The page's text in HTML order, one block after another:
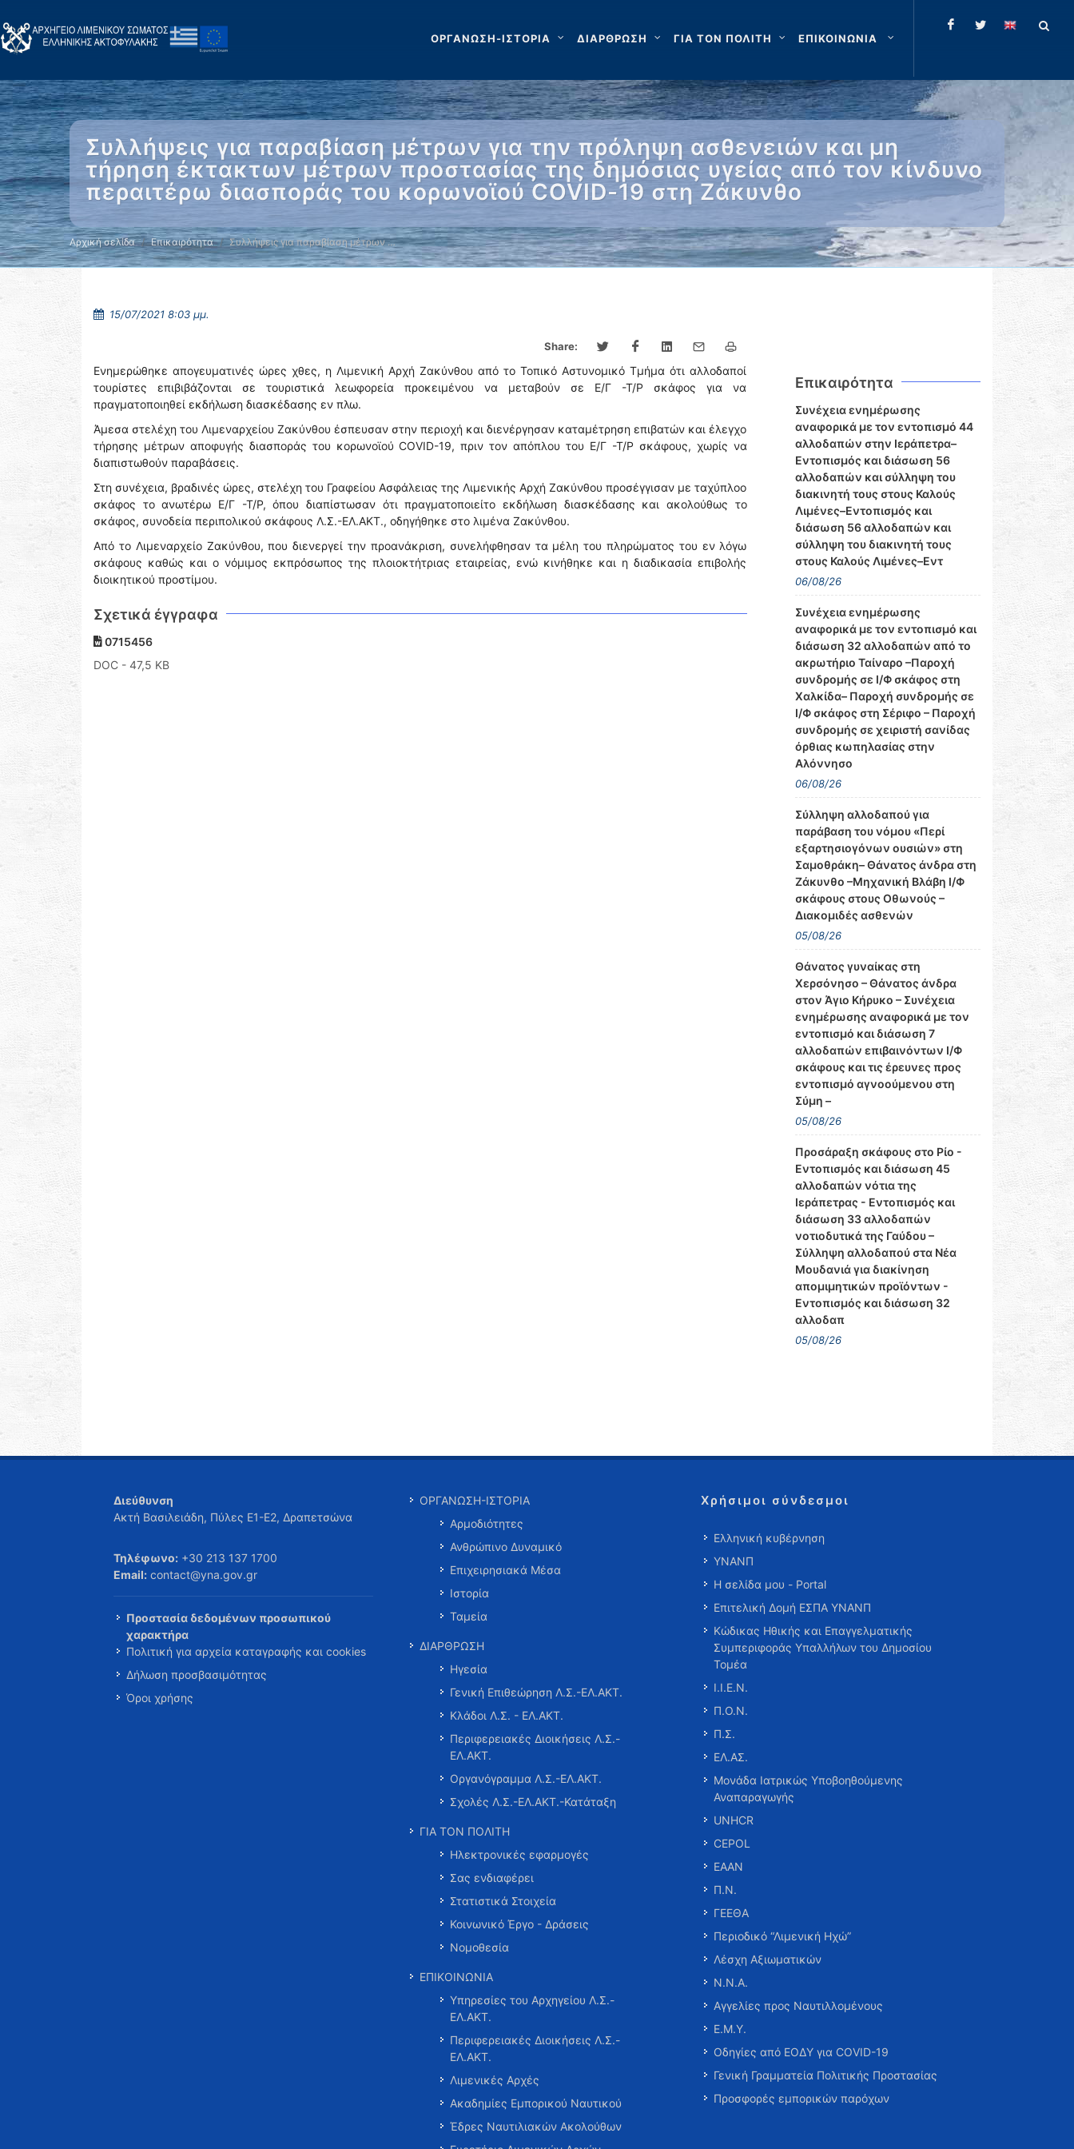
ΟΡΓΑΝΩΣΗ-ΙΣΤΟΡΙΑ ΔΙΑΡΘΡΩΣΗ ΓΙΑ ΤΟΝ ΠΟΛΙΤΗ ΕΠΙΚΟΙΝΩΝΙΑ
Συλλήψεις για παραβίαση μέτρων για την πρόληψη ασθενειών και μη
τήρηση έκτακτων μέτρων προστασίας της δημόσιας υγείας από τον κίνδυνο
περαιτέρω διασποράς του κορωνοϊού COVID-19 στη Ζάκυνθο
Αρχική σελίδα Επικαιρότητα Συλλήψεις για παραβίαση μέτρων …
15/07/2021 8:03 μμ.
Share:
Ενημερώθηκε απογευματινές ώρες χθες, η Λιμενική Αρχή Ζακύνθου από το Τοπικό Αστυνομικό Τμήμα ότι αλλοδαποί
τουρίστες επιβιβάζονται σε τουριστικά λεωφορεία προκειμένου να μεταβούν σε Ε/Γ -Τ/Ρ σκάφος για να
πραγματοποιηθεί εκδήλωση διασκέδασης εν πλω.
Άμεσα στελέχη του Λιμεναρχείου Ζακύνθου έσπευσαν στην περιοχή και διενέργησαν καταμέτρηση επιβατών και έλεγχο
τήρησης μέτρων αποφυγής διασποράς του κορωνοϊού COVID-19, πριν τον απόπλου του Ε/Γ -Τ/Ρ σκάφους, χωρίς να
διαπιστωθούν παραβάσεις.
Στη συνέχεια, βραδινές ώρες, στελέχη του Γραφείου Ασφάλειας της Λιμενικής Αρχή Ζακύνθου προσέγγισαν με ταχύπλοο
σκάφος το ανωτέρω Ε/Γ -Τ/Ρ, όπου διαπίστωσαν ότι πραγματοποιείτο εκδήλωση διασκέδασης και ακολούθως το
σκάφος, συνοδεία περιπολικού σκάφους Λ.Σ.-ΕΛ.ΑΚΤ., οδηγήθηκε στο λιμένα Ζακύνθου.
Από το Λιμεναρχείο Ζακύνθου, που διενεργεί την προανάκριση, συνελήφθησαν τα μέλη του πληρώματος του εν λόγω
σκάφους καθώς και ο νόμιμος εκπρόσωπος της πλοιοκτήτριας εταιρείας, ενώ κινήθηκε και η διαδικασία επιβολής
διοικητικού προστίμου.
Σχετικά έγγραφα
0715456
DOC - 47,5 KB
Επικαιρότητα
Συνέχεια ενημέρωσης
αναφορικά με τον εντοπισμό 44
αλλοδαπών στην Ιεράπετρα–
Εντοπισμός και διάσωση 56
αλλοδαπών και σύλληψη του
διακινητή τους στους Καλούς
Λιμένες–Εντοπισμός και
διάσωση 56 αλλοδαπών και
σύλληψη του διακινητή τους
στους Καλούς Λιμένες–Εντ
06/08/26
Συνέχεια ενημέρωσης
αναφορικά με τον εντοπισμό και
διάσωση 32 αλλοδαπών από το
ακρωτήριο Ταίναρο –Παροχή
συνδρομής σε Ι/Φ σκάφος στη
Χαλκίδα– Παροχή συνδρομής σε
Ι/Φ σκάφος στη Σέριφο – Παροχή
συνδρομής σε χειριστή σανίδας
όρθιας κωπηλασίας στην
Αλόννησο
06/08/26
Σύλληψη αλλοδαπού για
παράβαση του νόμου «Περί
εξαρτησιογόνων ουσιών» στη
Σαμοθράκη– Θάνατος άνδρα στη
Ζάκυνθο –Μηχανική Βλάβη Ι/Φ
σκάφους στους Οθωνούς –
Διακομιδές ασθενών
05/08/26
Θάνατος γυναίκας στη
Χερσόνησο – Θάνατος άνδρα
στον Άγιο Κήρυκο – Συνέχεια
ενημέρωσης αναφορικά με τον
εντοπισμό και διάσωση 7
αλλοδαπών επιβαινόντων Ι/Φ
σκάφους και τις έρευνες προς
εντοπισμό αγνοούμενου στη
Σύμη –
05/08/26
Προσάραξη σκάφους στο Ρίο -
Εντοπισμός και διάσωση 45
αλλοδαπών νότια της
Ιεράπετρας - Εντοπισμός και
διάσωση 33 αλλοδαπών
νοτιοδυτικά της Γαύδου –
Σύλληψη αλλοδαπού στα Νέα
Μουδανιά για διακίνηση
απομιμητικών προϊόντων -
Εντοπισμός και διάσωση 32
αλλοδαπ
05/08/26
Διεύθυνση
Ακτή Βασιλειάδη, Πύλες Ε1-Ε2, Δραπετσώνα
Τηλέφωνο: +30 213 137 1700
Email: contact@yna.gov.gr
Προστασία δεδομένων προσωπικού
χαρακτήρα
Πολιτική για αρχεία καταγραφής και cookies
Δήλωση προσβασιμότητας
Όροι χρήσης
ΟΡΓΑΝΩΣΗ-ΙΣΤΟΡΙΑ
Αρμοδιότητες
Ανθρώπινο Δυναμικό
Επιχειρησιακά Μέσα
Ιστορία
Ταμεία
ΔΙΑΡΘΡΩΣΗ
Ηγεσία
Γενική Επιθεώρηση Λ.Σ.-ΕΛ.ΑΚΤ.
Κλάδοι Λ.Σ. - ΕΛ.ΑΚΤ.
Περιφερειακές Διοικήσεις Λ.Σ.-
ΕΛ.ΑΚΤ.
Οργανόγραμμα Λ.Σ.-ΕΛ.ΑΚΤ.
Σχολές Λ.Σ.-ΕΛ.ΑΚΤ.-Κατάταξη
ΓΙΑ ΤΟΝ ΠΟΛΙΤΗ
Ηλεκτρονικές εφαρμογές
Σας ενδιαφέρει
Στατιστικά Στοιχεία
Κοινωνικό Έργο - Δράσεις
Νομοθεσία
ΕΠΙΚΟΙΝΩΝΙΑ
Υπηρεσίες του Αρχηγείου Λ.Σ.-
ΕΛ.ΑΚΤ.
Περιφερειακές Διοικήσεις Λ.Σ.-
ΕΛ.ΑΚΤ.
Λιμενικές Αρχές
Ακαδημίες Εμπορικού Ναυτικού
Έδρες Ναυτιλιακών Ακολούθων
Χρήσιμοι σύνδεσμοι
Ελληνική κυβέρνηση
ΥΝΑΝΠ
Η σελίδα μου - Portal
Επιτελική Δομή ΕΣΠΑ ΥΝΑΝΠ
Κώδικας Ηθικής και Επαγγελματικής
Συμπεριφοράς Υπαλλήλων του Δημοσίου
Τομέα
Ι.Ι.Ε.Ν.
Π.Ο.Ν.
Π.Σ.
ΕΛ.ΑΣ.
Μονάδα Ιατρικώς Υποβοηθούμενης
Αναπαραγωγής
UNHCR
CEPOL
ΕΑΑΝ
Π.Ν.
ΓΕΕΘΑ
Περιοδικό “Λιμενική Ηχώ”
Λέσχη Αξιωματικών
Ν.Ν.Α.
Αγγελίες προς Ναυτιλλομένους
Ε.Μ.Υ.
Οδηγίες από ΕΟΔΥ για COVID-19
Γενική Γραμματεία Πολιτικής Προστασίας
Προσφορές εμπορικών παρόχων